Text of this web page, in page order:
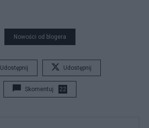
Nowości od blogera
Udostępnij Udostępnij
Skomentuj 22